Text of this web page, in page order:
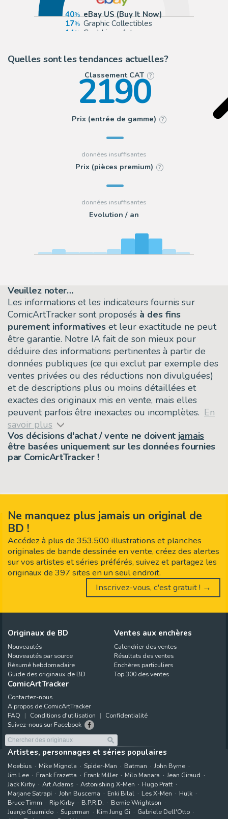
40
eBay US (Buy It Now)
17
Graphic Collectibles
14
Cool Lines Art
Quelles sont les tendances actuelles?
Classement CAT ?
2190
Prix (entrée de gamme) ?
Prix (pièces premium) ?
Evolution / an
Veuillez noter…
Les informations et les indicateurs fournis sur
ComicArtTracker sont proposés à des fins
purement informatives et leur exactitude ne peut
être garantie. Notre IA fait de son mieux pour
déduire des informations pertinentes à partir de
données publiques (ce qui exclut par exemple des
ventes privées ou des réductions non divulguées)
et de descriptions plus ou moins détaillées et
exactes des originaux mis en vente, mais elles
peuvent parfois être inexactes ou incomplètes. En
savoir plus
Vos décisions d'achat / vente ne doivent jamais
être basées uniquement sur les données fournies
par ComicArtTracker !
Ne manquez plus jamais un original de
BD !
Accédez à plus de 353.500 illustrations et planches
originales de bande dessinée en vente, créez des alertes
sur vos artistes et séries préférés, suivez et partagez les
originaux de 397 sites en un seul endroit.
Inscrivez-vous, c'est gratuit ! →
Originaux de BD
Nouveautés
Nouveautés par source
Résumé hebdomadaire
Guide des originaux de BD
Ventes aux enchères
Calendrier des ventes
Résultats des ventes
Enchères particuliers
Top 300 des ventes
ComicArtTracker
Contactez-nous
A propos de ComicArtTracker
FAQ
Conditions d'utilisation
Confidentialité
Suivez-nous sur Facebook
Artistes, personnages et séries populaires
Moebius Mike Mignola Spider-Man Batman
John Byrne
Jim Lee
Frank Frazetta Frank Miller Milo Manara
Jean Giraud
Jack Kirby
Art Adams Astonishing X-Men
Hugo Pratt
Marjane Satrapi
John Buscema Enki Bilal Les X-Men
Hulk
Bruce Timm
Rip Kirby B.P.R.D.
Bernie Wrightson
Juanjo Guarnido
Superman Kim Jung Gi
Gabriele Dell'Otto